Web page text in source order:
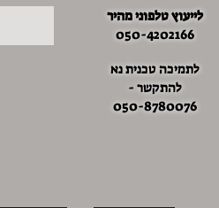
לייעוץ טלפוני מהיר
050-4202166
לתמיכה טכנית נא
להתקשר -
050-8780076